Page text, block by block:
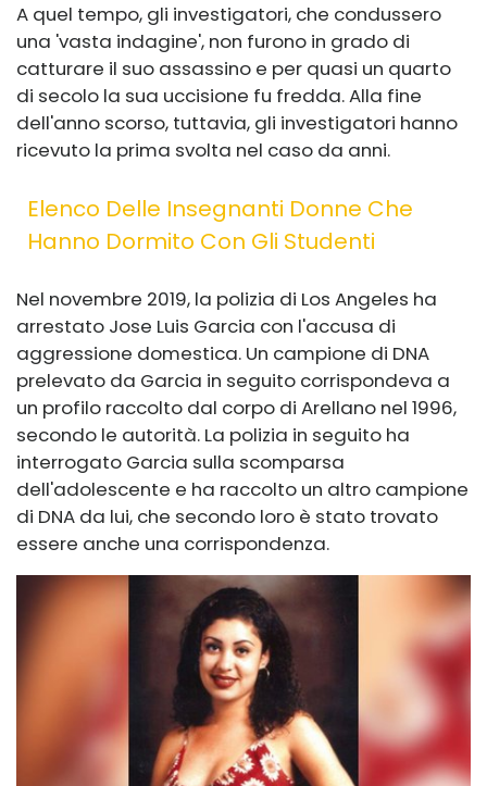
A quel tempo, gli investigatori, che condussero
una 'vasta indagine', non furono in grado di
catturare il suo assassino e per quasi un quarto
di secolo la sua uccisione fu fredda. Alla fine
dell'anno scorso, tuttavia, gli investigatori hanno
ricevuto la prima svolta nel caso da anni.
Elenco Delle Insegnanti Donne Che
Hanno Dormito Con Gli Studenti
Nel novembre 2019, la polizia di Los Angeles ha
arrestato Jose Luis Garcia con l'accusa di
aggressione domestica. Un campione di DNA
prelevato da Garcia in seguito corrispondeva a
un profilo raccolto dal corpo di Arellano nel 1996,
secondo le autorità. La polizia in seguito ha
interrogato Garcia sulla scomparsa
dell'adolescente e ha raccolto un altro campione
di DNA da lui, che secondo loro è stato trovato
essere anche una corrispondenza.